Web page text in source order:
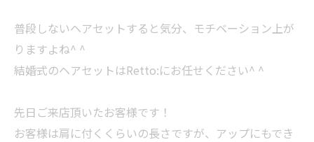
普段しないヘアセットすると気分、モチベーション上が
りますよね^ ^
結婚式のヘアセットはRetto:にお任せください^ ^
先日ご来店頂いたお客様です！
お客様は肩に付くくらいの長さですが、アップにもでき